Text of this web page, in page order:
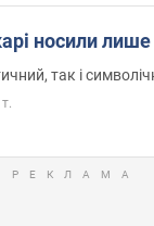
носили лише
так і